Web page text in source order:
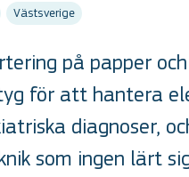
Västsverige
på papper
för att hantera
diagnoser,
som ingen lärt